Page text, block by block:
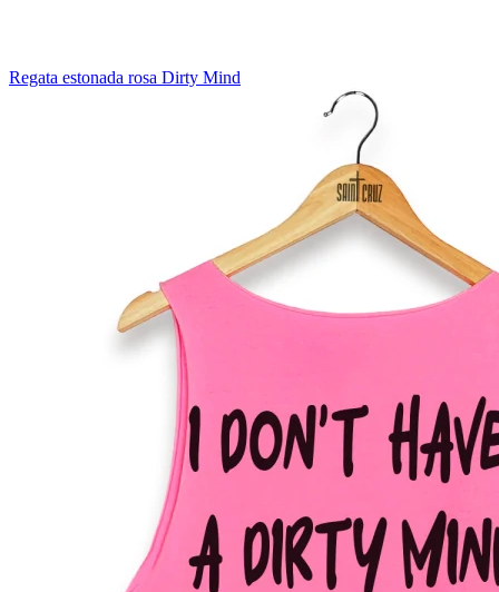
Regata estonada rosa Dirty Mind